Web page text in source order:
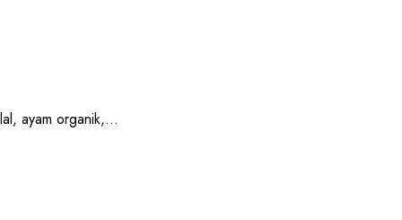
ayam organik,...